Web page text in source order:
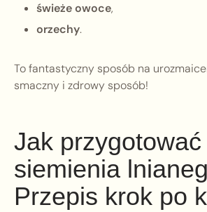
świeże owoce,
orzechy.
To fantastyczny sposób na
smaczny i zdrowy sposób!
Jak
siemienia
Przepis krok po